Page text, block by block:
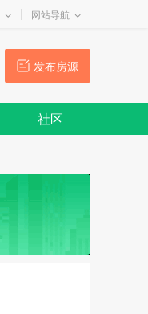
网站导航
发布房源
社区